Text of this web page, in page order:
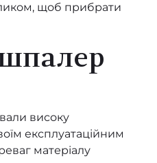
II
щоб прибрати
високу
експлуатаційним
матеріалу